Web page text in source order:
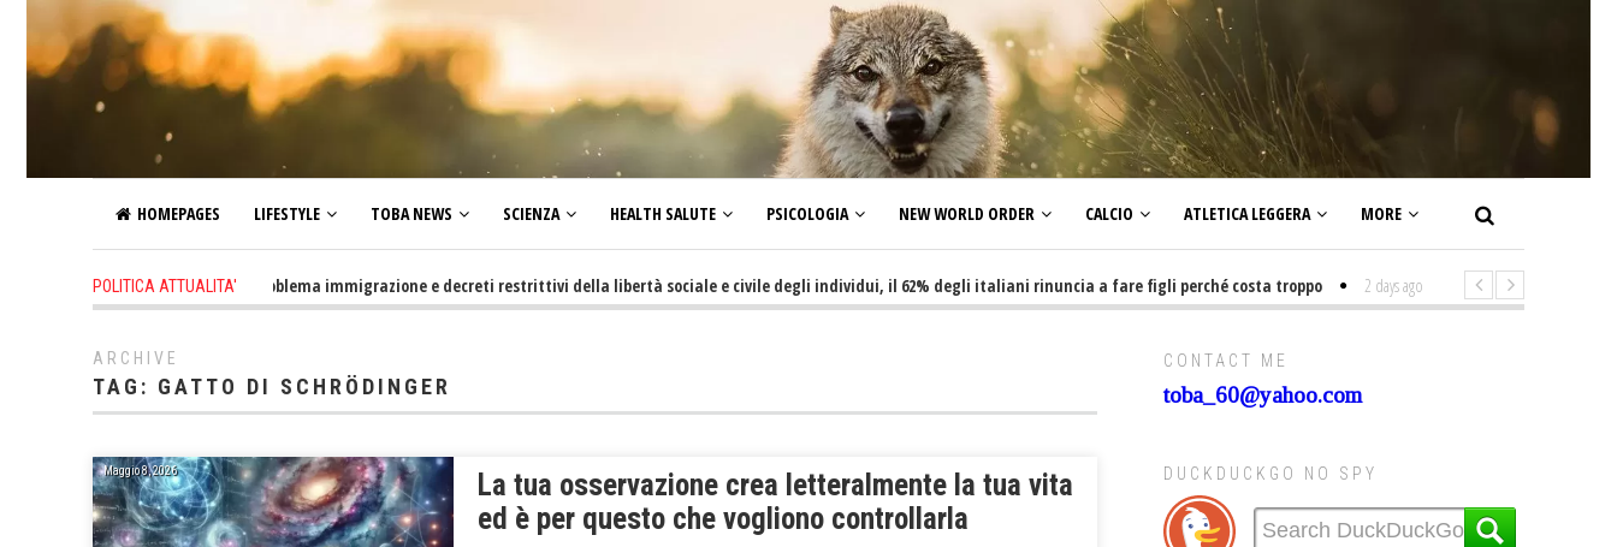
HOMEPAGES LIFESTYLE TOBA NEWS SCIENZA HEALTH SALUTE PSICOLOGIA NEW WORLD ORDER CALCIO ATLETICA LEGGERA MORE
POLITICA ATTUALITA'
1 day ago - Altro che problema immigrazione e decreti restrittivi della libertà sociale e civile degli individui, il 62% degli italiani rinuncia a fare figli perché costa troppo 2 days ago - Non mi interesso di politica
ARCHIVE
TAG: GATTO DI SCHRÖDINGER
Maggio 8, 2026
La tua osservazione crea letteralmente la tua vita
ed è per questo che vogliono controllarla
CONTACT ME
toba_60@yahoo.com
DUCKDUCKGO NO SPY